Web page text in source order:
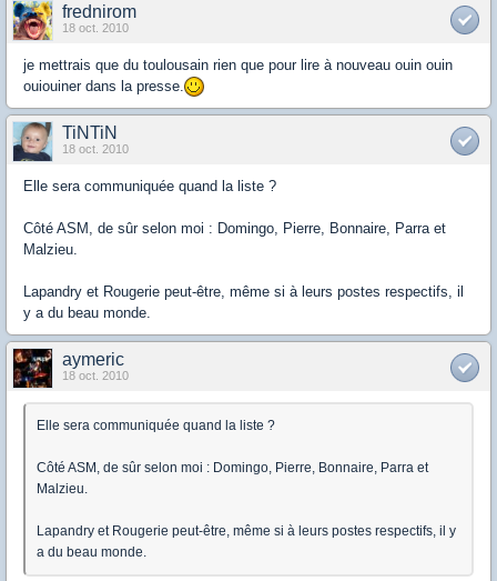
frednirom
18 oct. 2010
je mettrais que du toulousain rien que pour lire à nouveau ouin ouin
ouiouiner dans la presse.
TiNTiN
18 oct. 2010
Elle sera communiquée quand la liste ?
Côté ASM, de sûr selon moi : Domingo, Pierre, Bonnaire, Parra et
Malzieu.
Lapandry et Rougerie peut-être, même si à leurs postes respectifs, il
y a du beau monde.
aymeric
18 oct. 2010
Elle sera communiquée quand la liste ?
Côté ASM, de sûr selon moi : Domingo, Pierre, Bonnaire, Parra et
Malzieu.
Lapandry et Rougerie peut-être, même si à leurs postes respectifs, il y
a du beau monde.